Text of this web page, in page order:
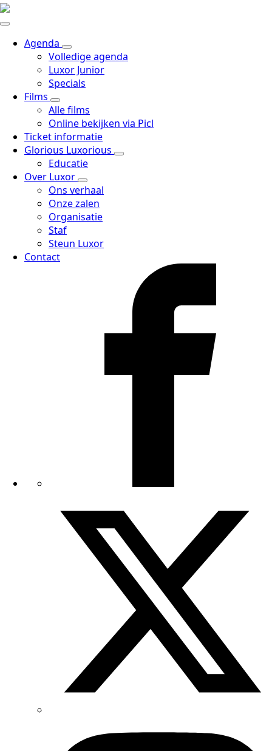
Agenda
Volledige agenda
Luxor Junior
Specials
Films
Alle films
Online bekijken via Picl
Ticket informatie
Glorious Luxorious
Educatie
Over Luxor
Ons verhaal
Onze zalen
Organisatie
Staf
Steun Luxor
Contact